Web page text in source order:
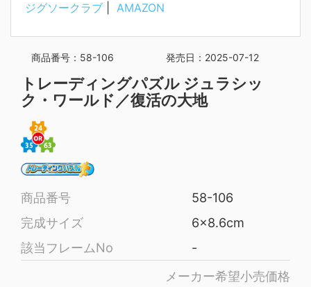
ジグソークラブ
AMAZON
商品番号：58-106 発売日：2025-07-12
トレーディングパズル ジュラシッ
ク・ワールド／復活の大地
商品番号
58-106
完成サイズ
6×8.6cm
該当フレームNo
-
メーカー希望小売価格